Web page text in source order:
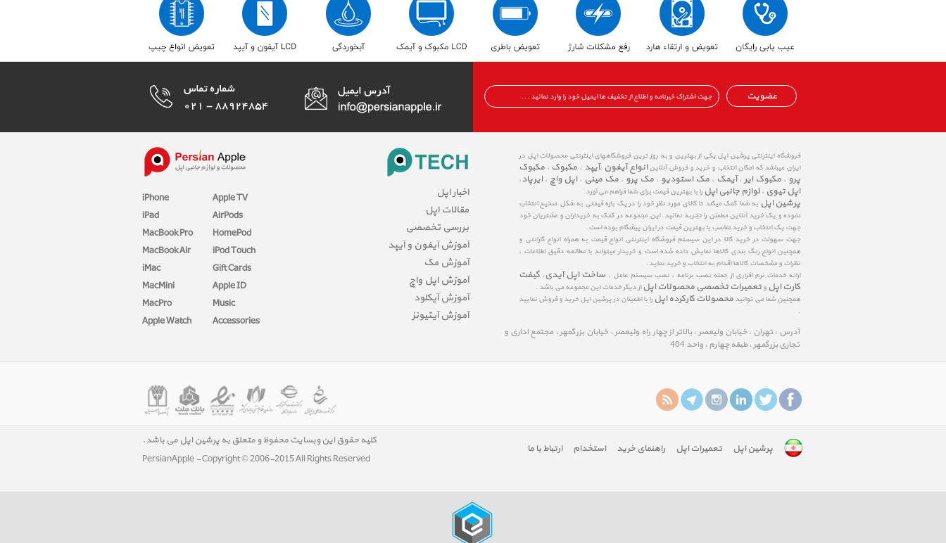
عضویت
iPhone
iPad
MacBook Pro
MacBook Air
iMac
MacMini
MacPro
Apple Watch
Apple TV
AirPods
HomePod
iPod Touch
Gift Cards
Apple ID
Music
Accessories
اخبار اپل
مقالات اپل
بررسی تخصصی
آموزش آیفون و آیپد
آموزش مک
آموزش اپل واچ
آموزش آیکلود
آموزش آیتیونز
فروشگاه اینترنتی پرشین اپل یکی از بهترین و به روز ترین فروشگاههای اینترنتی محصولات اپل در
ایران میباشد که امکان انتخاب و خرید و فروش آنلاینانواع آیفون ،آیپد ، مکبوک ، مکبوک
پرو ، مکبوک ایر ، آیمک ، مک استودیو ، مک پرو ، مک مینی ، اپل واچ ، ایرپاد،
اپل تیوی ، لوازم جانبی اپل را با بهترین قیمت برای شما فراهم می آورد.
پرشین اپل به شما کمک میکند تا کالای مورد نظر خود را در یک بازه قیمتی به شکل صحیح انتخاب
نموده و یک خرید آنلاین مطمئن را تجربه نمائید. این مجموعه در کمک به خریداران و مشتریان خود
جهت یک انتخاب و خرید مناسب با بهترین قیمت در ایران پیشگام بوده است.
جهت سهولت در خرید کالا در این سیستم فروشگاه اینترنتی انواع قیمت به همراه انواع گارانتی و
همچنین انواع رنگ بندی کالاها نمایش داده شده است و خریدار میتواند با مطالعه دقیق اطلاعات ،
نظرات و مشخصات کالاها اقدام به انتخاب و خرید نماید.
ارائه خدمات نرم افزاری از جمله نصب برنامه ، نصب سیستم عامل ، ساخت اپل آیدی ، گیفت
کارت اپل و تعمیرات تخصصی محصولات اپل از دیگر خدمات این مجموعه می باشد .
همچنین شما می توانید محصولات کارکرده اپل را با اطمینان در پرشین اپل خرید و فروش نمایید
.
آدرس : تهران ، خیابان ولیعصر ، بالاتر از چهار راه ولیعصر ، خیابان بزرگمهر ، مجتمع اداری و
تجاری بزرگمهر ، طبقه چهارم ، واحد 404
پرشین اپل تعمیرات اپل راهنمای خرید استخدام ارتباط با ما
کلیه حقوق این وبسایت محفوظ و متعلق به پرشین اپل می باشد.
PersianApple - Copyright © 2006-2015 All Rights Reserved